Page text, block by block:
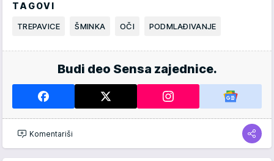
TAGOVI
TREPAVICE ŠMINKA OČI PODMLAĐIVANJE
Budi deo Sensa zajednice.
Komentariši